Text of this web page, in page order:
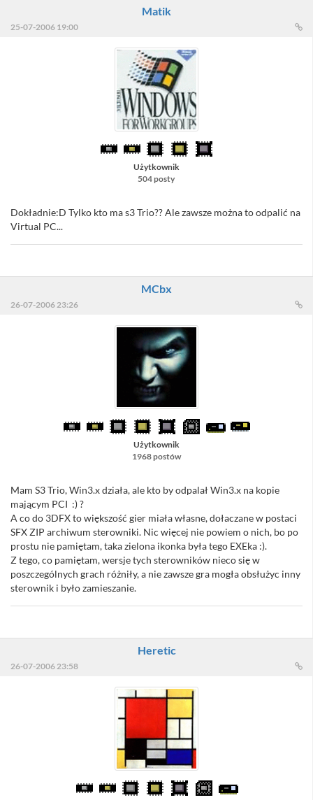
Matik
25-07-2006 19:00
Użytkownik
504 posty
Dokładnie:D Tylko kto ma s3 Trio?? Ale zawsze można to odpalić na
Virtual PC...
MCbx
26-07-2006 23:26
Użytkownik
1968 postów
Mam S3 Trio, Win3.x działa, ale kto by odpalał Win3.x na kopie
mającym PCI :) ?
A co do 3DFX to większość gier miała własne, dołaczane w postaci
SFX ZIP archiwum sterowniki. Nic więcej nie powiem o nich, bo po
prostu nie pamiętam, taka zielona ikonka była tego EXEka :).
Z tego, co pamiętam, wersje tych sterowników nieco się w
poszczególnych grach różniły, a nie zawsze gra mogła obsłużyc inny
sterownik i było zamieszanie.
Heretic
26-07-2006 23:58